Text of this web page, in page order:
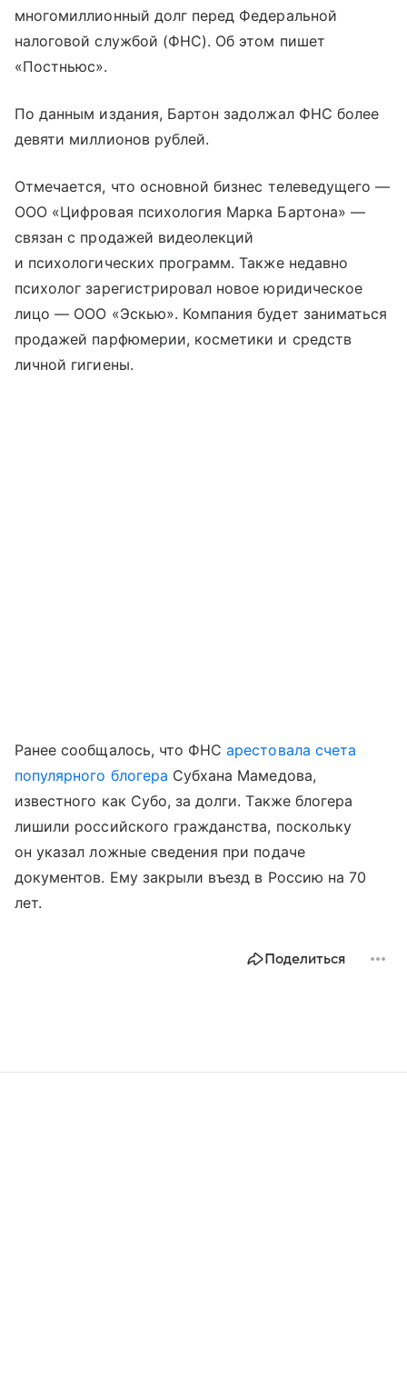
многомиллионный долг перед Федеральной
налоговой службой (ФНС). Об этом пишет
«Постньюс».
По данным издания, Бартон задолжал ФНС более
девяти миллионов рублей.
Отмечается, что основной бизнес телеведущего —
ООО «Цифровая психология Марка Бартона» —
связан с продажей видеолекций
и психологических программ. Также недавно
психолог зарегистрировал новое юридическое
лицо — ООО «Эскью». Компания будет заниматься
продажей парфюмерии, косметики и средств
личной гигиены.
Ранее сообщалось, что ФНСарестовала счета
популярного блогера Субхана Мамедова,
известного как Субо, за долги. Также блогера
лишили российского гражданства, поскольку
он указал ложные сведения при подаче
документов. Ему закрыли въезд в Россию на 70
лет.
Поделиться